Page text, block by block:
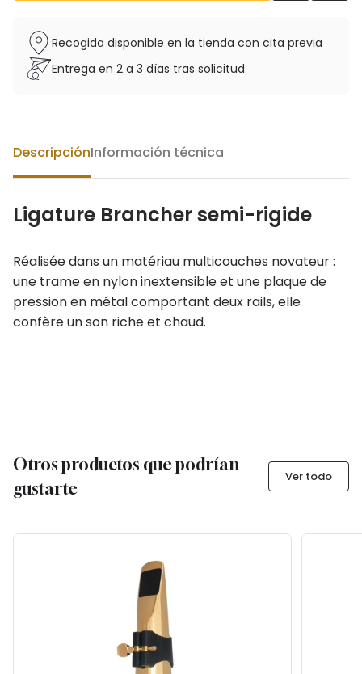
Recogida disponible en la tienda con cita previa
Entrega en 2 a 3 días tras solicitud
DescripciónInformación técnica
Ligature Brancher semi-rigide
Réalisée dans un matériau multicouches novateur :
une trame en nylon inextensible et une plaque de
pression en métal comportant deux rails, elle
confère un son riche et chaud.
Otros productos que podrían
gustarte
Ver todo